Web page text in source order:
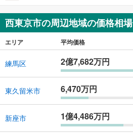
西東京市の周辺地域の価格相場
エリア 平均価格
練馬区 2億7,682万円
東久留米市 6,470万円
新座市 1億4,486万円